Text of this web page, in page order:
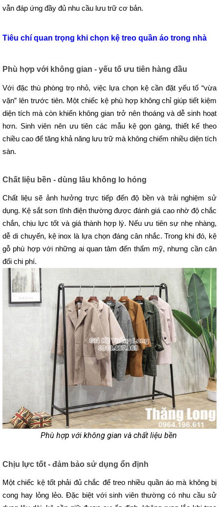
vẫn đáp ứng đầy đủ nhu cầu lưu trữ cơ bản.
Tiêu chí quan trọng khi chọn kệ treo quần áo trong nhà
Phù hợp với không gian - yếu tố ưu tiên hàng đầu
Với đặc thù phòng trọ nhỏ, việc lựa chọn kệ cần đặt yếu tố “vừa
vặn” lên trước tiên. Một chiếc kệ phù hợp không chỉ giúp tiết kiệm
diện tích mà còn khiến không gian trở nên thoáng và dễ sinh hoạt
hơn. Sinh viên nên ưu tiên các mẫu kệ gọn gàng, thiết kế theo
chiều cao để tăng khả năng lưu trữ mà không chiếm nhiều diện tích
sàn.
Chất liệu bền - dùng lâu không lo hỏng
Chất liệu sẽ ảnh hưởng trực tiếp đến độ bền và trải nghiệm sử
dụng. Kệ sắt sơn tĩnh điện thường được đánh giá cao nhờ độ chắc
chắn, chịu lực tốt và giá thành hợp lý. Nếu ưu tiên sự nhẹ nhàng,
dễ di chuyển, kệ inox là lựa chọn đáng cân nhắc. Trong khi đó, kệ
gỗ phù hợp với những ai quan tâm đến thẩm mỹ, nhưng cần cân
đối chi phí.
Phù hợp với không gian và chất liệu bền
Chịu lực tốt - đảm bảo sử dụng ổn định
Một chiếc kệ tốt phải đủ chắc để treo nhiều quần áo mà không bị
cong hay lỏng lẻo. Đặc biệt với sinh viên thường có nhu cầu sử